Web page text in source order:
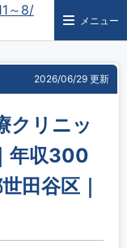
～8/
メニュー
2026/06/29 更新
クリニッ
年収300
田谷区｜